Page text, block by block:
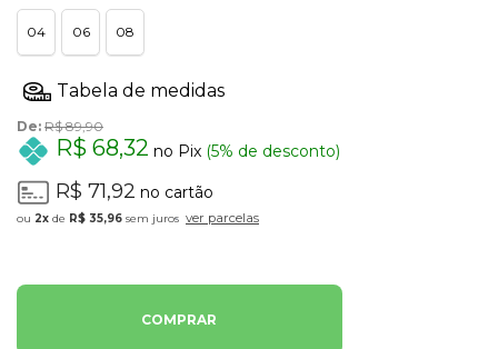
04 06 08
De: R$ 89,90
R$ 68,32 no Pix (5% de desconto)
R$ 71,92 no cartão
2x de R$ 35,96 sem juros ver parcelas
COMPRAR